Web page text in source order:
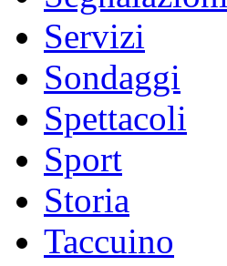
Servizi
Sondaggi
Spettacoli
Sport
Storia
Taccuino